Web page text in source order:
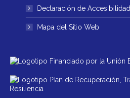
Declaración de Accesibilidad
Mapa del Sitio Web